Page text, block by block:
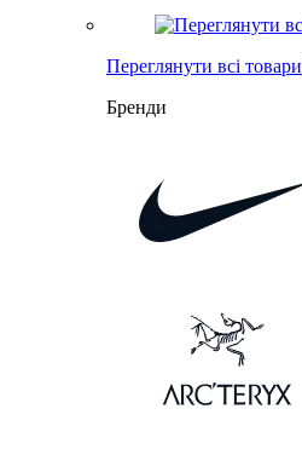
Переглянути всі товари
Бренди